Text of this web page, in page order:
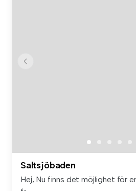
Saltsjöbaden
Hej, Nu finns det möjlighet för